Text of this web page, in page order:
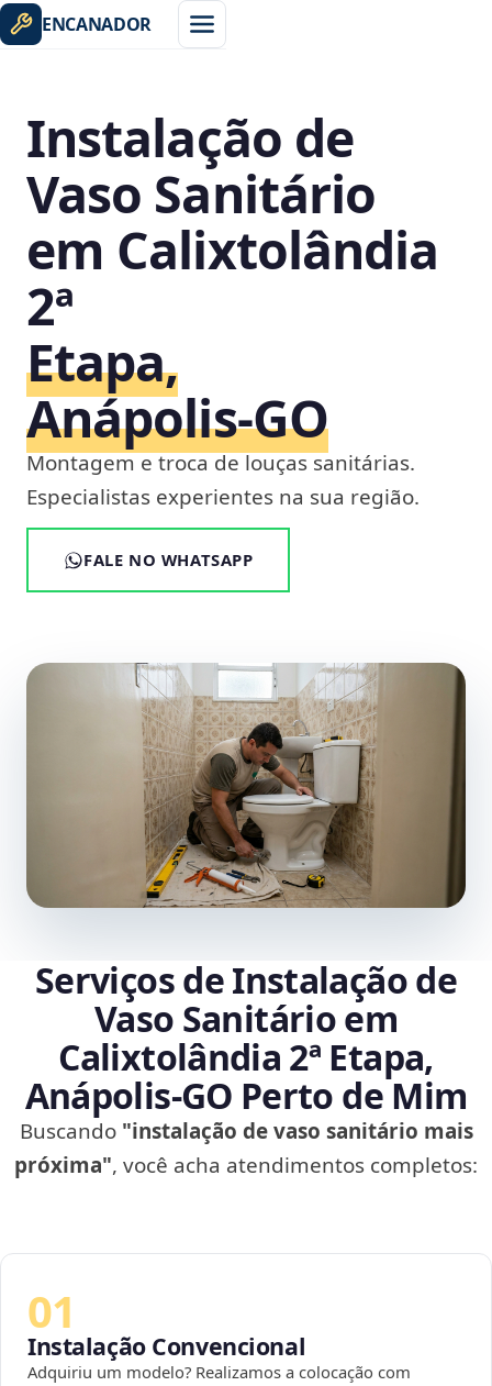
ENCANADOR
Instalação de
Vaso Sanitário
em Calixtolândia
2ª
Etapa,
Anápolis‑GO
Montagem e troca de louças sanitárias.
Especialistas experientes na sua região.
FALE NO WHATSAPP
Serviços de Instalação de
Vaso Sanitário em
Calixtolândia 2ª Etapa,
Anápolis‑GO Perto de Mim
Buscando "instalação de vaso sanitário mais
próxima", você acha atendimentos completos:
01
Instalação Convencional
Adquiriu um modelo? Realizamos a colocação com